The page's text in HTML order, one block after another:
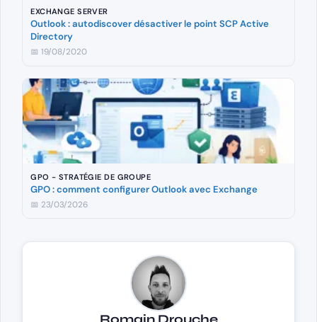
EXCHANGE SERVER
Outlook : autodiscover désactiver le point SCP Active
Directory
📅 19/08/2020
GPO - STRATÉGIE DE GROUPE
GPO : comment configurer Outlook avec Exchange
📅 23/03/2026